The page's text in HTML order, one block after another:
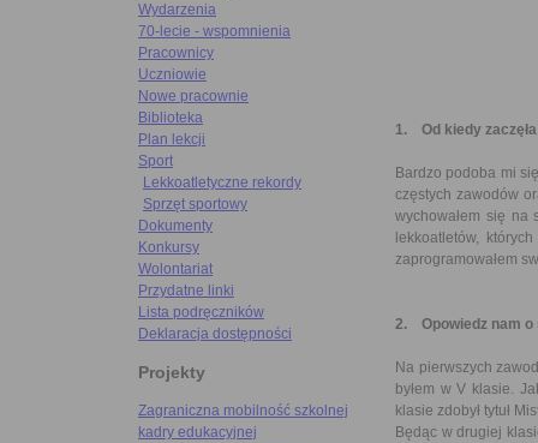
Wydarzenia
70-lecie - wspomnienia
Pracownicy
Uczniowie
Nowe pracownie
Biblioteka
Plan lekcji
Sport
Lekkoatletyczne rekordy
Sprzęt sportowy
Dokumenty
Konkursy
Wolontariat
Przydatne linki
Lista podręczników
Deklaracja dostępności
Projekty
Zagraniczna mobilność szkolnej
kadry edukacyjnej
1. Od kiedy
Bardzo podoba mi
częstych zawodów
wychowałem się na
lekkoatletów,
zaprogramowałem
2. Opowiedz nam o
Na pierwszych
byłem w V klasie.
klasie zdobył tytuł
Będąc w drugiej